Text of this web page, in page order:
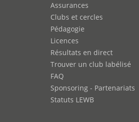
Assurances
Clubs et cercles
Pédagogie
Licences
Résultats en direct
Trouver un club labélisé
FAQ
Sponsoring - Partenariats
Statuts LEWB